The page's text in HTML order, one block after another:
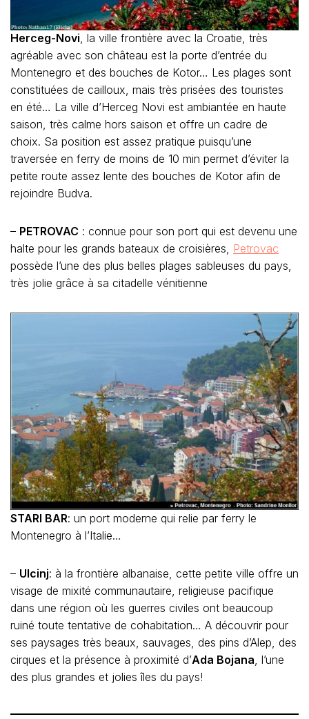
Herceg-Novi, la ville frontière avec la Croatie, très
agréable avec son château est la porte d’entrée du
Montenegro et des bouches de Kotor… Les plages sont
constituées de cailloux, mais très prisées des touristes
en été… La ville d’Herceg Novi est ambiantée en haute
saison, très calme hors saison et offre un cadre de
choix. Sa position est assez pratique puisqu’une
traversée en ferry de moins de 10 min permet d’éviter la
petite route assez lente des bouches de Kotor afin de
rejoindre Budva.
– PETROVAC : connue pour son port qui est devenu une
halte pour les grands bateaux de croisières, Petrovac
possède l’une des plus belles plages sableuses du pays,
très jolie grâce à sa citadelle vénitienne
STARI BAR: un port moderne qui relie par ferry le
Montenegro à l’Italie…
– Ulcinj: à la frontière albanaise, cette petite ville offre un
visage de mixité communautaire, religieuse pacifique
dans une région où les guerres civiles ont beaucoup
ruiné toute tentative de cohabitation… A découvrir pour
ses paysages très beaux, sauvages, des pins d’Alep, des
cirques et la présence à proximité d’Ada Bojana, l’une
des plus grandes et jolies îles du pays!